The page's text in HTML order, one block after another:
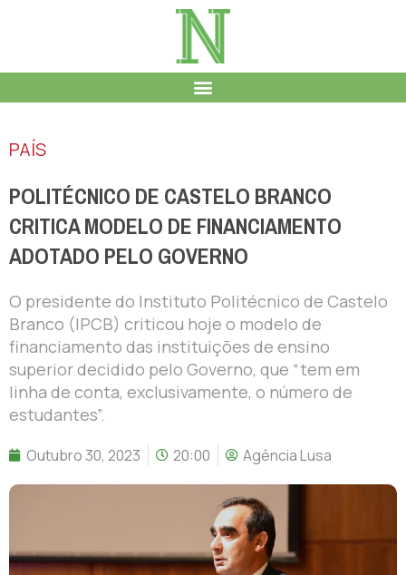
PAÍS
POLITÉCNICO DE CASTELO BRANCO
CRITICA MODELO DE FINANCIAMENTO
ADOTADO PELO GOVERNO
O presidente do Instituto Politécnico de Castelo
Branco (IPCB) criticou hoje o modelo de
financiamento das instituições de ensino
superior decidido pelo Governo, que “tem em
linha de conta, exclusivamente, o número de
estudantes”.
Outubro 30, 2023 20:00 Agência Lusa